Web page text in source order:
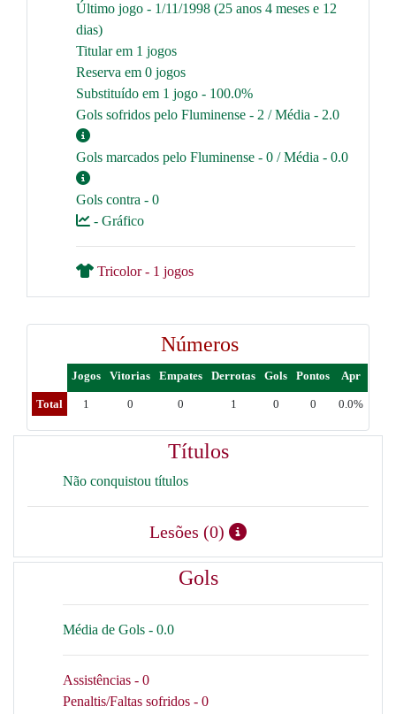
Último jogo - 1/11/1998 (25 anos 4 meses e 12
dias)
Titular em 1 jogos
Reserva em 0 jogos
Substituído em 1 jogo - 100.0%
Gols sofridos pelo Fluminense - 2 / Média - 2.0
Gols marcados pelo Fluminense - 0 / Média - 0.0
Gols contra - 0
- Gráfico
Tricolor - 1 jogos
Números
Jogos Vitorias Empates Derrotas Gols Pontos Apr
Total 1 0 0 1 0 0 0.0%
Títulos
Não conquistou títulos
Lesões (0)
Gols
Média de Gols - 0.0
Assistências - 0
Penaltis/Faltas sofridos - 0